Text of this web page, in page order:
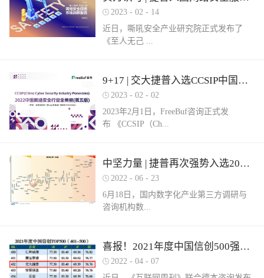
2023 - 02 - 14
近日，嘶吼安全产业研究院正式发布了
《至人无己 ...
正复为奇：网络安全服务市场洞察报告》
（以下简称《报告》）。嘶吼安全产业研
六部分，即安全运营、安全集成、安全实
战、安全培训、安全咨询和安全保险。其
市场对捷普安全服务实力的高度认可。根
据嘶吼安全产业研究院自主调研的解决网
络安全集成需求数据显示：只有17%的参
与调研的企业可以提供此类需求的服务。
捷普安全集成服务不仅拥有多个省级信创
络安全需求。同时，捷普具备从业多年的
信息安全专业人才，具备专业的安全技术
服务团队，拥有CISSP、CCIE等资质，对
9+17 | 交大捷普入选CCSIP中国网络安全行业全景册（第五版）多项细分领域！
2023 - 02 - 02
2023年2月1日，FreeBuf咨询正式发
布 《CCSIP（Ch...
ina Cyber Security Panorama）2022 中国网
络安全行业全景册（第五版）》。捷普此
“主机防病毒”、“上网行为管理”、“抗
DDOS”、“SD-WAN”、“云WAF”、“网页防
全”、“NTA/NDR”、“SOC”、“SIEM”、“风
险及脆弱性管理”、“工业防火墙”和“工业
网络隔离系统/网闸”。捷普作为国内领先
中坚力量 | 捷普再次强势入选2022中国网络安全企业全国100强！
2022 - 06 - 23
6月18日，国内数字化产业第三方调研与
咨询机构数...
世咨询正式发布《2022年中国数字安全百
强报告》（以下简称百强报告）。百强报
喜报！2021年度中国信创500强榜单发布，捷普强势入围！
2022 - 04 - 07